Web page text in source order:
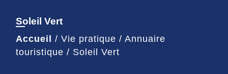
Soleil Vert
Accueil / Vie pratique / Annuaire
touristique / Soleil Vert